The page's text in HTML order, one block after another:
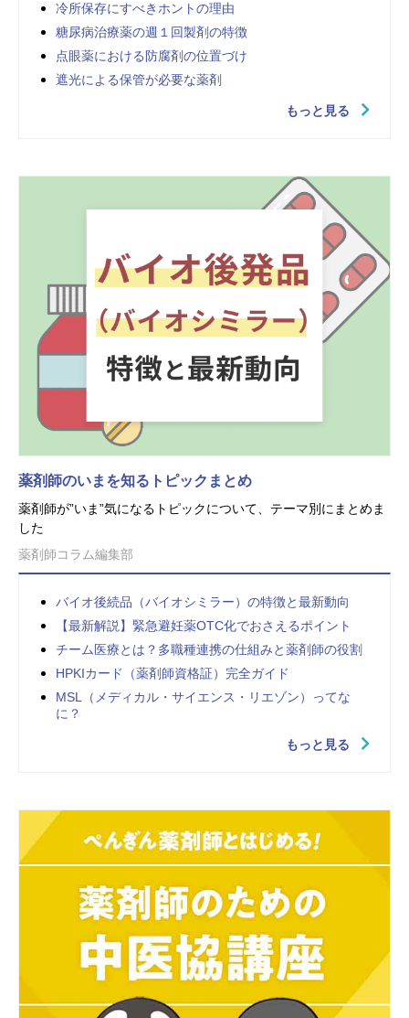
冷所保存にすべきホントの理由
糖尿病治療薬の週１回製剤の特徴
点眼薬における防腐剤の位置づけ
遮光による保管が必要な薬剤
もっと見る
薬剤師のいまを知るトピックまとめ
薬剤師が”いま”気になるトピックについて、テーマ別にまとめま
した
薬剤師コラム編集部
バイオ後続品（バイオシミラー）の特徴と最新動向
【最新解説】緊急避妊薬OTC化でおさえるポイント
チーム医療とは？多職種連携の仕組みと薬剤師の役割
HPKIカード（薬剤師資格証）完全ガイド
MSL（メディカル・サイエンス・リエゾン）ってな
に？
もっと見る